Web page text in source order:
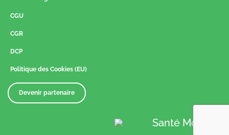
CGU
CGR
DCP
Politique des Cookies (EU)
Devenir partenaire